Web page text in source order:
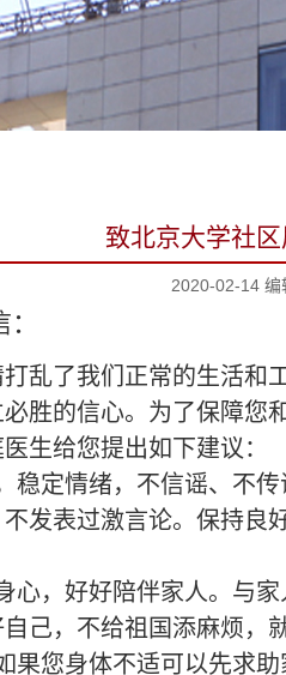
致北京大学社
2020-02-14 编
乱了我们正常的生活和
胜的信心。为了保障您
生给您提出如下建议：
稳定情绪，不信谣、不
发表过激言论。保持
心，好好陪伴家人。与
己，不给祖国添麻烦，
果您身体不适可以先求